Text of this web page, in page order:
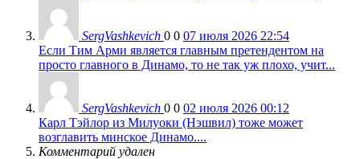
SergVashkevich 0 0 07 июля 2026 22:54
Если Тим Арми является главным претендентом на
просто главного в Динамо, то не так уж плохо, учит...
SergVashkevich 0 0 02 июля 2026 00:12
Карл Тэйлор из Милуоки (Нэшвил) тоже может
возглавить минское Динамо....
Комментарий удален